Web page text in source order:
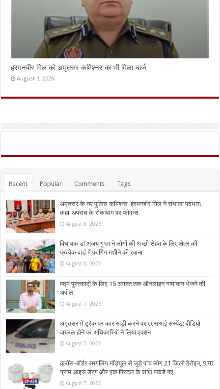
हरमनबीर गिल को अमृतसर कमिश्नर का भी मिला चार्ज
August 7, 2026
Recent Popular Comments Tags
अमृतसर के नए पुलिस कमिश्नर हरमनबीर गिल ने संभाला पदभार:
कहा-अपराध के रोकथाम पर फोकस
August 8, 2026
विधायक डॉ अजय गुप्ता ने लोगों की अच्छी सेहत के लिए क्षेत्र की
प्रत्येक वार्ड में फागिंग मशीने की रवाना
August 8, 2026
पद्म पुरस्कारों के लिए 15 अगस्त तक ऑनलाइन नामांकन भेजने की
अपील
August 7, 2026
अमृतसर में ट्रैक पर कार खड़ी करने पर एएसआई सस्पेंड: वीडियो
वायरल होने पर अधिकारियों ने लिया एक्शन
August 7, 2026
क्रॉस-बॉर्डर स्मगलिंग मॉड्यूल से जुड़े पांच लोग 21 किलो हेरोइन, 970
ग्राम आइस ड्रग और एक पिस्टल के साथ पकड़े गए
August 7, 2026